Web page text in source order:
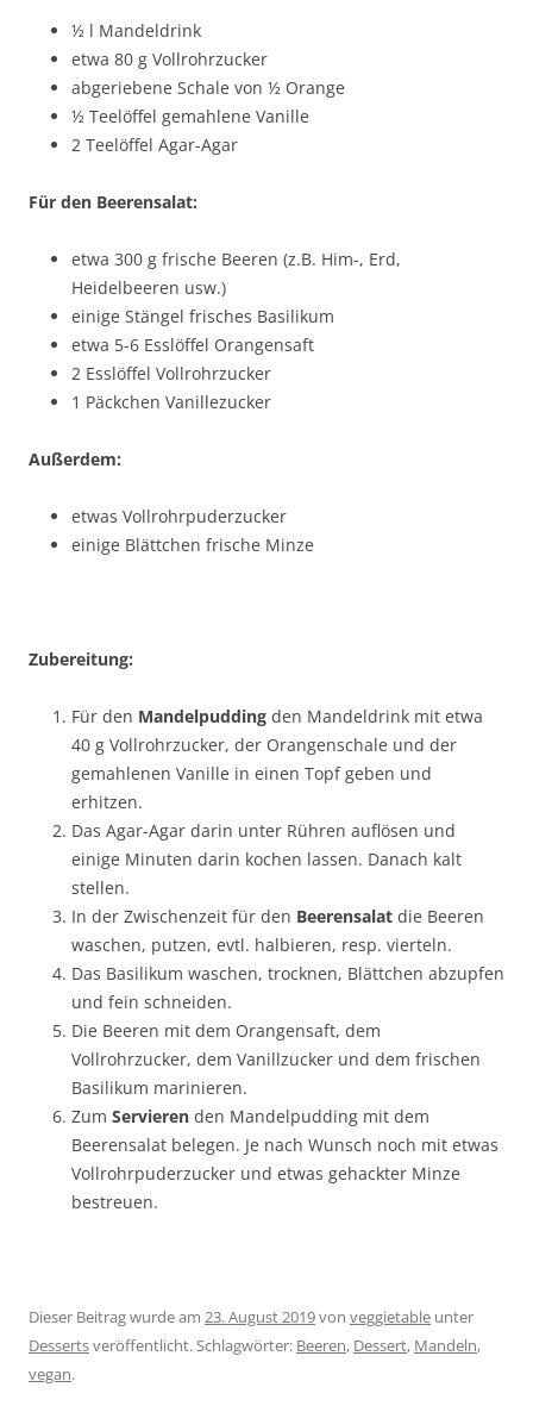
½ l Mandeldrink
etwa 80 g Vollrohrzucker
abgeriebene Schale von ½ Orange
½ Teelöffel gemahlene Vanille
2 Teelöffel Agar-Agar
Für den Beerensalat:
etwa 300 g frische Beeren (z.B. Him-, Erd,
Heidelbeeren usw.)
einige Stängel frisches Basilikum
etwa 5-6 Esslöffel Orangensaft
2 Esslöffel Vollrohrzucker
1 Päckchen Vanillezucker
Außerdem:
etwas Vollrohrpuderzucker
einige Blättchen frische Minze
Zubereitung:
Für den Mandelpudding den Mandeldrink mit etwa
40 g Vollrohrzucker, der Orangenschale und der
gemahlenen Vanille in einen Topf geben und
erhitzen.
Das Agar-Agar darin unter Rühren auflösen und
einige Minuten darin kochen lassen. Danach kalt
stellen.
In der Zwischenzeit für den Beerensalat die Beeren
waschen, putzen, evtl. halbieren, resp. vierteln.
Das Basilikum waschen, trocknen, Blättchen abzupfen
und fein schneiden.
Die Beeren mit dem Orangensaft, dem
Vollrohrzucker, dem Vanillzucker und dem frischen
Basilikum marinieren.
Zum Servieren den Mandelpudding mit dem
Beerensalat belegen. Je nach Wunsch noch mit etwas
Vollrohrpuderzucker und etwas gehackter Minze
bestreuen.
Dieser Beitrag wurde am 23. August 2019von veggietable unter
Dessertsveröffentlicht. Schlagwörter: Beeren, Dessert, Mandeln,
vegan.